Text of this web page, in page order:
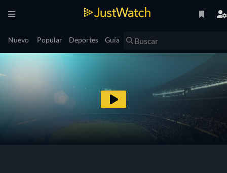
Nuevo Popular Deportes Guía